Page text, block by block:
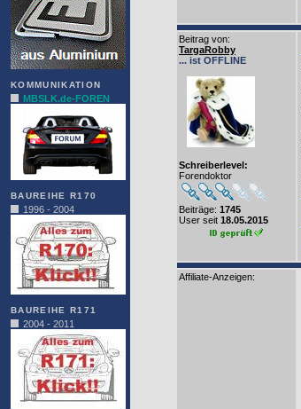
KOMMUNIKATION
MBSLK.de-FOREN
BAUREIHE R170
1996 - 2004
BAUREIHE R171
2004 - 2011
Beitrag von:
TargaRobby
... ist OFFLINE
Schreiberlevel:
Forendoktor
Beiträge: 1745
User seit 18.05.2015
Affiliate-Anzeigen: